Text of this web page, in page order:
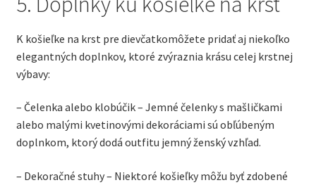
K košieľke na krst pre dievčatkomôžete pridať aj niekoľko
elegantných doplnkov, ktoré zvýraznia krásu celej krstnej
výbavy:
– Čelenka alebo klobúčik – Jemné čelenky s mašličkami
alebo malými kvetinovými dekoráciami sú obľúbeným
doplnkom, ktorý dodá outfitu jemný ženský vzhľad.
– Dekoračné stuhy – Niektoré košieľky môžu byť zdobené